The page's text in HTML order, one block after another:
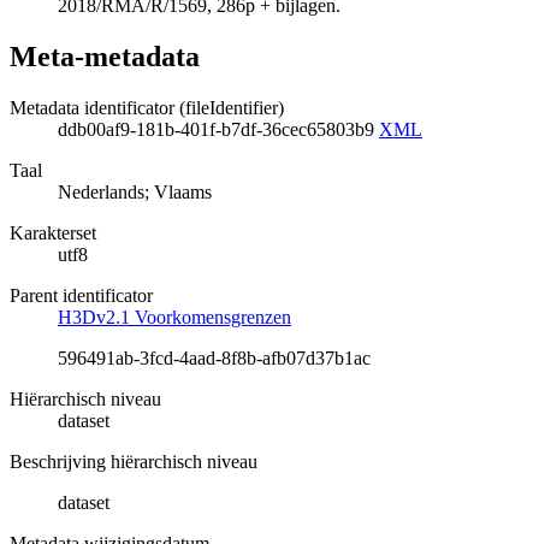
2018/RMA/R/1569, 286p + bijlagen.
Meta-metadata
Metadata identificator (fileIdentifier)
ddb00af9-181b-401f-b7df-36cec65803b9 XML
Taal
Nederlands; Vlaams
Karakterset
utf8
Parent identificator
H3Dv2.1 Voorkomensgrenzen
596491ab-3fcd-4aad-8f8b-afb07d37b1ac
Hiërarchisch niveau
dataset
Beschrijving hiërarchisch niveau
dataset